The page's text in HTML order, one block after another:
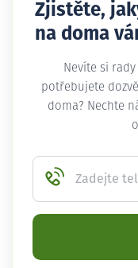
Zjistěte,
na doma
Nevíte si
potřebujete
doma? Nechte
Zadejte